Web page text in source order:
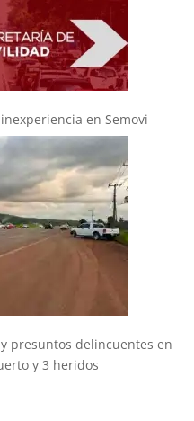
en Semovi
presuntos delincuentes en
y 3 heridos